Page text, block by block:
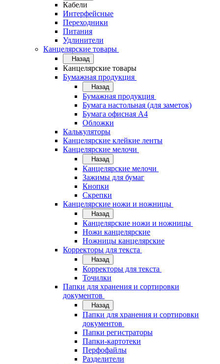
Кабели
Интерфейсные
Переходники
Питания
Удлинители
Канцелярские товары
Назад
Канцелярские товары
Бумажная продукция
Назад
Бумажная продукция
Бумага настольная (для заметок)
Бумага офисная А4
Обложки
Калькуляторы
Канцелярские клейкие ленты
Канцелярские мелочи
Назад
Канцелярские мелочи
Зажимы для бумаг
Кнопки
Скрепки
Канцелярские ножи и ножницы
Назад
Канцелярские ножи и ножницы
Ножи канцелярские
Ножницы канцелярские
Корректоры для текста
Назад
Корректоры для текста
Точилки
Папки для хранения и сортировки
документов
Назад
Папки для хранения и сортировки
документов
Папки регистраторы
Папки-картотеки
Перфофайлы
Разделители